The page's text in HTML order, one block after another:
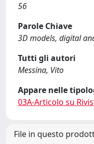
56
Parole Chiave
3D models, digital
Tutti gli autori
Messina, Vito
Appare nelle
03A-Articolo su
File in questo